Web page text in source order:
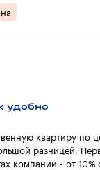
удобно
квартиру по
разницей.
компании - от 10%